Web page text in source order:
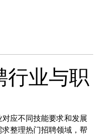
行业与职
应不同技能要求和发展
整理热门招聘领域，帮